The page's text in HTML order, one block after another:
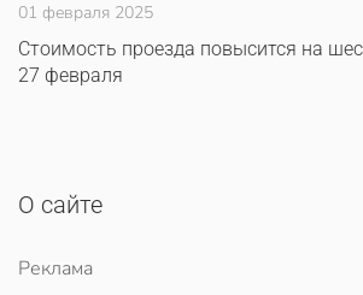
01 февраля 2025
Стоимость проезда повысится на
27 февраля
О сайте
Реклама